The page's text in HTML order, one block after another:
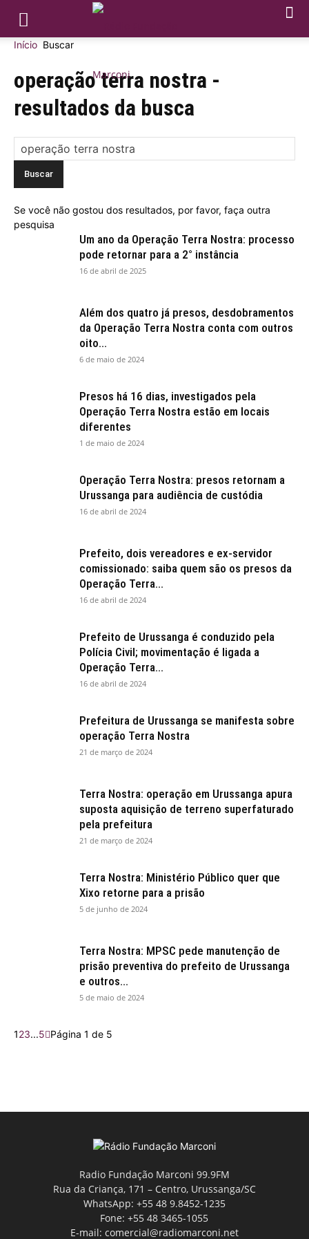
Início Buscar
operação terra nostra -
resultados da busca
Se você não gostou dos resultados, por favor, faça outra
pesquisa
Um ano da Operação Terra Nostra: processo
pode retornar para a 2° instância
16 de abril de 2025
Além dos quatro já presos, desdobramentos
da Operação Terra Nostra conta com outros
oito...
6 de maio de 2024
Presos há 16 dias, investigados pela
Operação Terra Nostra estão em locais
diferentes
1 de maio de 2024
Operação Terra Nostra: presos retornam a
Urussanga para audiência de custódia
16 de abril de 2024
Prefeito, dois vereadores e ex-servidor
comissionado: saiba quem são os presos da
Operação Terra...
16 de abril de 2024
Prefeito de Urussanga é conduzido pela
Polícia Civil; movimentação é ligada a
Operação Terra...
16 de abril de 2024
Prefeitura de Urussanga se manifesta sobre
operação Terra Nostra
21 de março de 2024
Terra Nostra: operação em Urussanga apura
suposta aquisição de terreno superfaturado
pela prefeitura
21 de março de 2024
Terra Nostra: Ministério Público quer que
Xixo retorne para a prisão
5 de junho de 2024
Terra Nostra: MPSC pede manutenção de
prisão preventiva do prefeito de Urussanga
e outros...
5 de maio de 2024
123...5 Página 1 de 5
Radio Fundação Marconi 99.9FM
Rua da Criança, 171 – Centro, Urussanga/SC
WhatsApp: +55 48 9.8452-1235
Fone: +55 48 3465-1055
E-mail: comercial@radiomarconi.net